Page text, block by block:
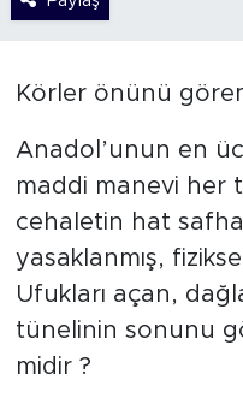
Körler önünü
Anadol’unun en
maddi manevi her
cehaletin hat
yasaklanmış,
Ufukları açan,
tünelinin sonunu
midir ?